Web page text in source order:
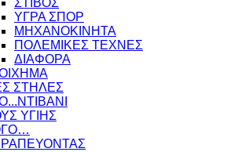
ΣΤΙΒΟΣ
ΥΓΡΑ ΣΠΟΡ
ΜΗΧΑΝΟΚΙΝΗΤΑ
ΠΟΛΕΜΙΚΕΣ ΤΕΧΝΕΣ
ΔΙΑΦΟΡΑ
ΣΤΗΛΕΣ
ΥΓΙΗΣ